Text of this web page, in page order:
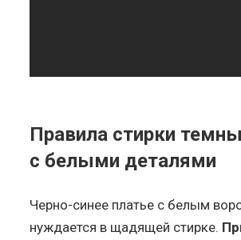
Правила стирки
с белыми деталями
Черно-синее платье с белым
нуждается в щадящей стирке.